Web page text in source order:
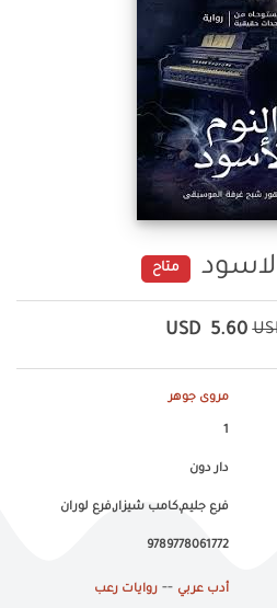
متاح
5.60
USD
مروى جوهر
1
دار دون
فرع جليم,كامب شيزار,فرع لوران
9789778061772
أدب عربي -- روايات رعب